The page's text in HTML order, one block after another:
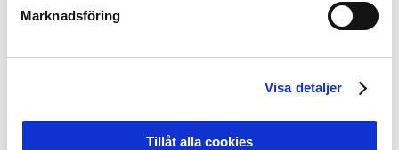
Marknadsföring
Visa detaljer
Tillåt alla cookies
Månadens tränare:
Maj: Bosko Orovic, Utsiktens BK
Allsvenska juryn:De 16 lagens tränare och
Emelie Zaar Ölander(discovery+),